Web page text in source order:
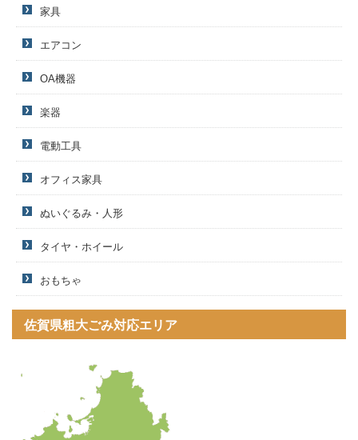
家具
エアコン
OA機器
楽器
電動工具
オフィス家具
ぬいぐるみ・人形
タイヤ・ホイール
おもちゃ
佐賀県粗大ごみ対応エリア